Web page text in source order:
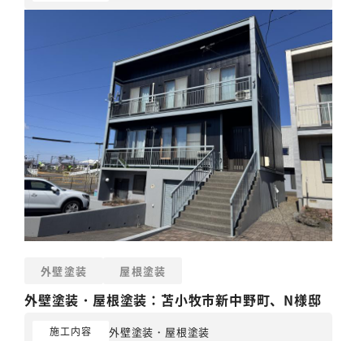
外壁塗装 屋根塗装
外壁塗装 ・ 屋根塗装 ：苫小牧市新中野町、N様邸
施工内容 外壁塗装 ・ 屋根塗装